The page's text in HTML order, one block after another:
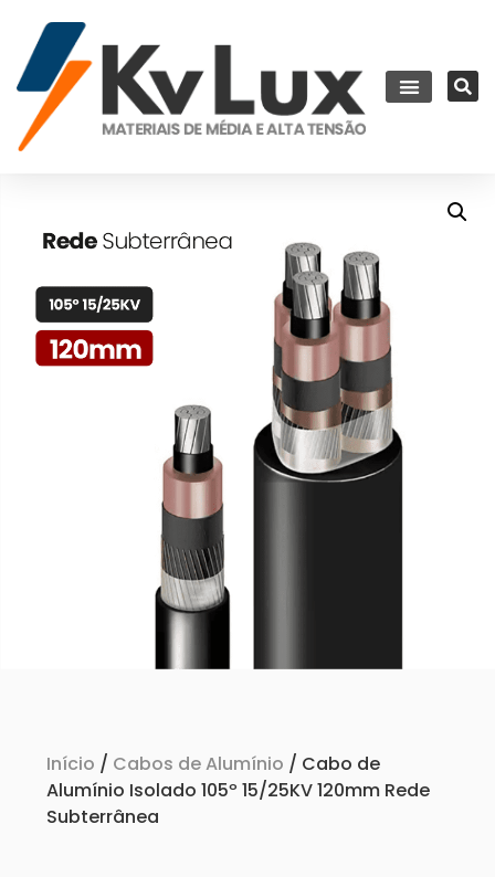
Início / Cabos de Alumínio / Cabo de
Alumínio Isolado 105º 15/25KV 120mm Rede
Subterrânea